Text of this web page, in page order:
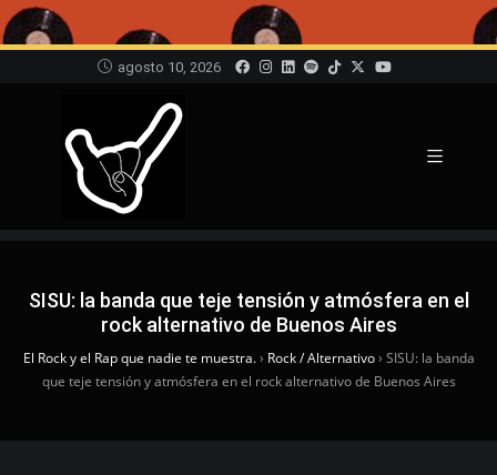
agosto 10, 2026
SISU: la banda que teje tensión y atmósfera en el
rock alternativo de Buenos Aires
El Rock y el Rap que nadie te muestra.› Rock / Alternativo› SISU: la banda
que teje tensión y atmósfera en el rock alternativo de Buenos Aires